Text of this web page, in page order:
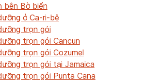
bên Bờ biển
ở Ca-ri-bê
trọn gói
trọn gói Cancun
trọn gói Cozumel
trọn gói tại Jamaica
trọn gói Punta Cana